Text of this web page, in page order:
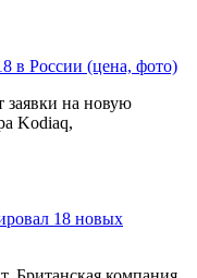
в России (цена, фото)
заявки на новую
Kodiaq,
18 новых